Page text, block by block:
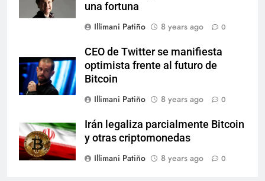
una fortuna
Illimani Patiño
8 years ago 0
CEO de Twitter se manifiesta
optimista frente al futuro de
Bitcoin
Illimani Patiño
8 years ago 0
Irán legaliza parcialmente Bitcoin
y otras criptomonedas
Illimani Patiño
8 years ago 0